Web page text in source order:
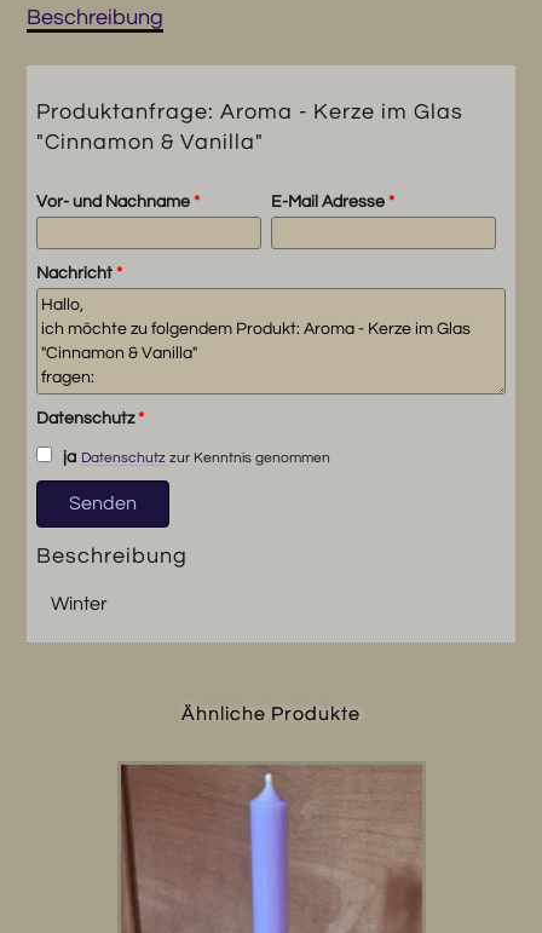
Vanilla"
Beschreibung
Produktanfrage: Aroma - Kerze im Glas
"Cinnamon & Vanilla"
Vor- und Nachname* E-Mail Adresse *
Nachricht*
Datenschutz*
ja Datenschutz zur Kenntnis genommen
Beschreibung
Winter
Ähnliche Produkte